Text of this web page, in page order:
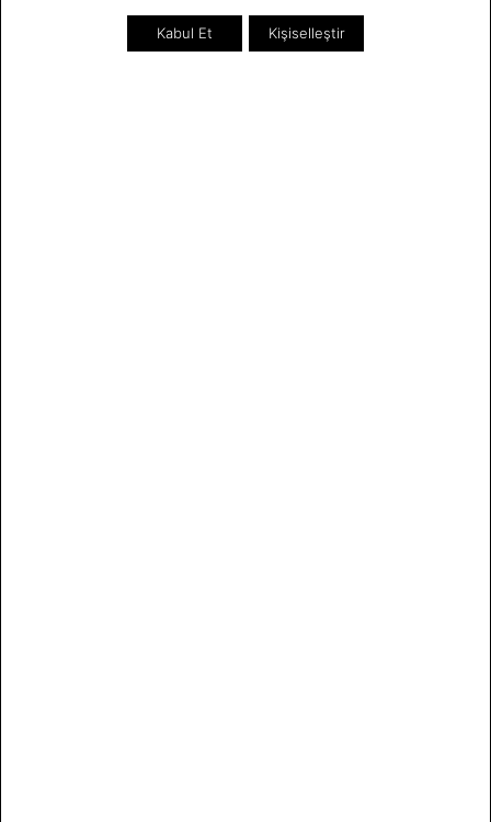
Tüm Ürünler
Takı & Aksesuar
Kabul Et Kişiselleştir